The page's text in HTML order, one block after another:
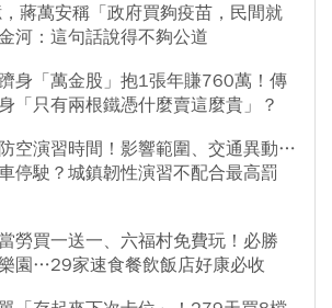
蔣萬安稱「政府買夠疫苗，民間就
河：這句話說得不夠公道
身「萬金股」抱1張年賺760萬！傳
「只有兩根鐵憑什麼賣這麼貴」？
空演習時間！影響範圍、交通異動…
停駛？城鎮韌性演習不配合最高罰
勞買一送一、六福村免費玩！必勝
園…29家速食餐飲飯店好康必收